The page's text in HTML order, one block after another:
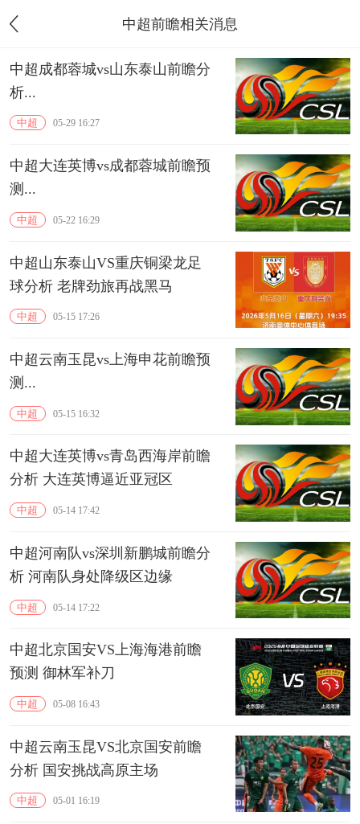
中超前瞻相关消息
中超成都蓉城vs山东泰山前瞻分
析...
中超 05-29 16:27
中超大连英博vs成都蓉城前瞻预
测...
中超 05-22 16:29
中超山东泰山VS重庆铜梁龙足
球分析 老牌劲旅再战黑马
中超 05-15 17:26
中超云南玉昆vs上海申花前瞻预
测...
中超 05-15 16:32
中超大连英博vs青岛西海岸前瞻
分析 大连英博逼近亚冠区
中超 05-14 17:42
中超河南队vs深圳新鹏城前瞻分
析 河南队身处降级区边缘
中超 05-14 17:22
中超北京国安VS上海海港前瞻
预测 御林军补刀
中超 05-08 16:43
中超云南玉昆VS北京国安前瞻
分析 国安挑战高原主场
中超 05-01 16:19